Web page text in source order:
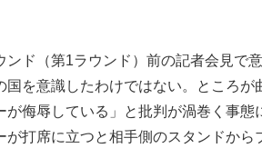
ド（第1ラウンド）前の記者会見で
国を意識したわけではない。ところ
が侮辱している」と批判が渦巻く事態
が打席に立つと相手側のスタンドから